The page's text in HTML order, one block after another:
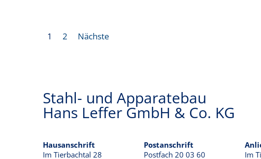
B
t
r
g
1 2 Nächste
Stahl- und Apparatebau
Hans Leffer GmbH & Co. KG
Hausanschrift
Im Tierbachtal 28
Postanschrift
Postfach 20 03 60
Im